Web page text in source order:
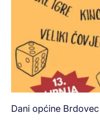
Dani općine